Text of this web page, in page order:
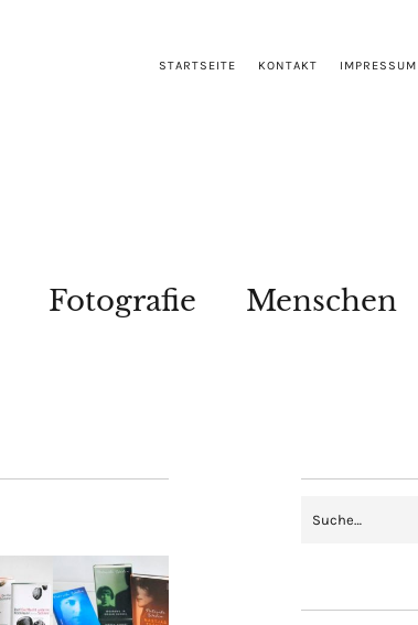
STARTSEITE KONTAKT IMPRESSUM
Fotografie Menschen